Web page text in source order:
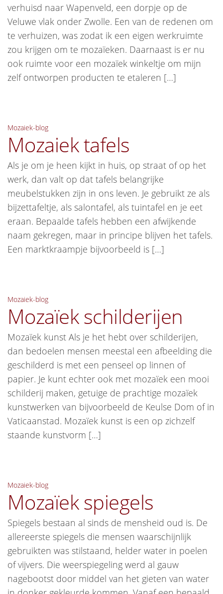
verhuisd naar Wapenveld, een dorpje op de
Veluwe vlak onder Zwolle. Een van de redenen om
te verhuizen, was zodat ik een eigen werkruimte
zou krijgen om te mozaïeken. Daarnaast is er nu
ook ruimte voor een mozaïek winkeltje om mijn
zelf ontworpen producten te etaleren […]
Mozaiek-blog
Mozaiek tafels
Als je om je heen kijkt in huis, op straat of op het
werk, dan valt op dat tafels belangrijke
meubelstukken zijn in ons leven. Je gebruikt ze als
bijzettafeltje, als salontafel, als tuintafel en je eet
eraan. Bepaalde tafels hebben een afwijkende
naam gekregen, maar in principe blijven het tafels.
Een marktkraampje bijvoorbeeld is […]
Mozaiek-blog
Mozaïek schilderijen
Mozaïek kunst Als je het hebt over schilderijen,
dan bedoelen mensen meestal een afbeelding die
geschilderd is met een penseel op linnen of
papier. Je kunt echter ook met mozaïek een mooi
schilderij maken, getuige de prachtige mozaïek
kunstwerken van bijvoorbeeld de Keulse Dom of in
Vaticaanstad. Mozaïek kunst is een op zichzelf
staande kunstvorm […]
Mozaiek-blog
Mozaïek spiegels
Spiegels bestaan al sinds de mensheid oud is. De
allereerste spiegels die mensen waarschijnlijk
gebruikten was stilstaand, helder water in poelen
of vijvers. Die weerspiegeling werd al gauw
nagebootst door middel van het gieten van water